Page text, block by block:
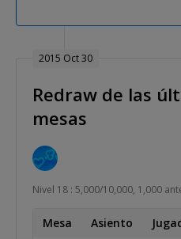
2015 Oct 30
Redraw de las
mesas
Nivel 18 : 5,000/10,000, 1,000
Mesa Asiento